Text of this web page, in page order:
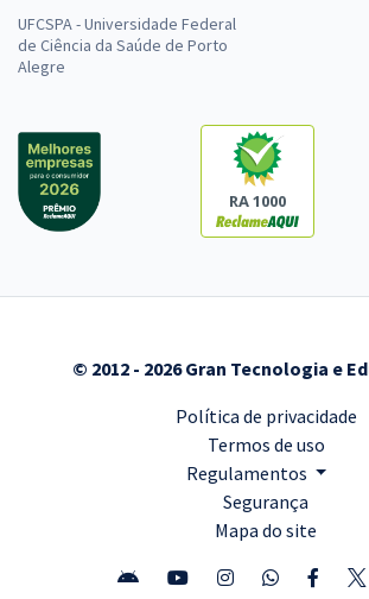
UFCSPA - Universidade Federal
de Ciência da Saúde de Porto
Alegre
RA 1000
© 2012 - 2026 Gran Tecnologia e
Política de privacidade
Termos de uso
Regulamentos
Segurança
Mapa do site